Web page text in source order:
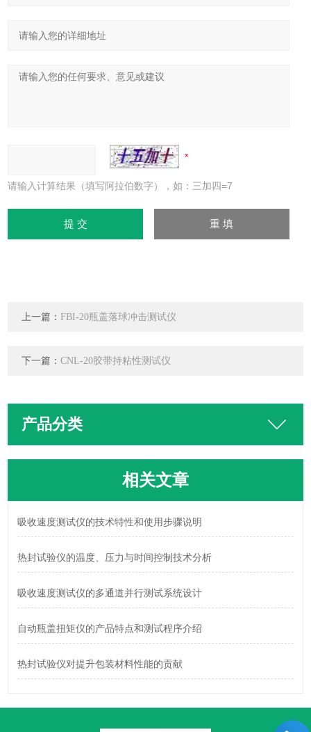
请输入计算结果（填写阿拉伯数字），如：三加四=7
上一篇： FBI-20瓶盖落球冲击测试仪
下一篇：CNL-20胶带持粘性测试仪
产品分类
相关文章
吸收速度测试仪的技术特性和使用步骤说明
热封试验仪的温度、压力与时间控制技术分析
吸收速度测试仪的多通道并行测试系统设计
自动瓶盖扭矩仪的产品特点和测试程序介绍
热封试验仪对提升包装材料性能的贡献